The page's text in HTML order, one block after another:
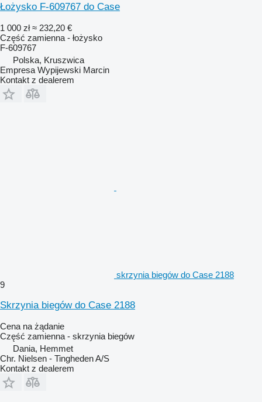
Łożysko F-609767 do Case
1 000 zł ≈ 232,20 €
Część zamienna - łożysko
F-609767
Polska, Kruszwica
Empresa Wypijewski Marcin
Kontakt z dealerem
skrzynia biegów do Case 2188
9
Skrzynia biegów do Case 2188
Cena na żądanie
Część zamienna - skrzynia biegów
Dania, Hemmet
Chr. Nielsen - Tingheden A/S
Kontakt z dealerem